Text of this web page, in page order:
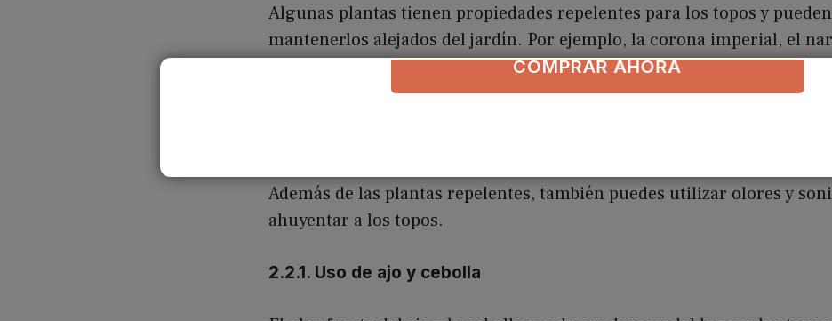
Algunas plantas tienen propiedades repelentes para los topos y
mantenerlos alejados del jardín. Por ejemplo, la corona imperial, el
son plantas que emiten olores desagradables para los topos. Plantar
alrededor del jardín puede ayudar a mantener a raya a los topos.
Además de las plantas repelentes, también puedes utilizar olores y
ahuyentar a los topos.
2.2.1. Uso de ajo y cebolla
COMPRAR AHORA